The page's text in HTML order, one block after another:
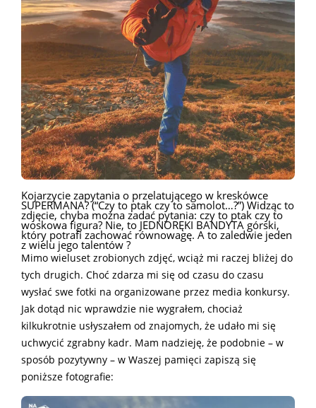
Kojarzycie zapytania o przelatującego w kreskówce
SUPERMANA? (“Czy to ptak czy to samolot…?”) Widząc to
zdjęcie, chyba można zadać pytania: czy to ptak czy to
woskowa figura? Nie, to JEDNORĘKI BANDYTA górski,
który potrafi zachować równowagę. A to zaledwie jeden
z wielu jego talentów ?
Mimo wieluset zrobionych zdjęć, wciąż mi raczej bliżej do
tych drugich. Choć zdarza mi się od czasu do czasu
wysłać swe fotki na organizowane przez media konkursy.
Jak dotąd nic wprawdzie nie wygrałem, chociaż
kilkukrotnie usłyszałem od znajomych, że udało mi się
uchwycić zgrabny kadr. Mam nadzieję, że podobnie – w
sposób pozytywny – w Waszej pamięci zapiszą się
poniższe fotografie: